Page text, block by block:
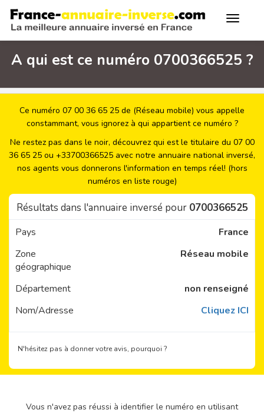
A qui est ce numéro 0700366525 ?
Ce numéro 07 00 36 65 25 de (Réseau mobile) vous appelle
constammant, vous ignorez à qui appartient ce numéro ?
Ne restez pas dans le noir, découvrez qui est le titulaire du 07 00
36 65 25 ou +33700366525 avec notre annuaire national inversé,
nos agents vous donnerons l'information en temps réel! (hors
numéros en liste rouge)
Résultats dans l'annuaire inversé pour 0700366525
Pays
France
Zone
géographique
Réseau mobile
Département
non renseigné
Nom/Adresse
Cliquez ICI
N'hésitez pas à donner votre avis, pourquoi ?
Vous n'avez pas réussi à identifier le numéro en utilisant